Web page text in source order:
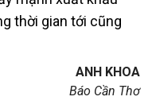
thời gian tới cũng
ANH KHOA
Báo Cần Thơ